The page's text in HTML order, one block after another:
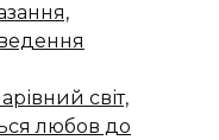
світ,
любов до